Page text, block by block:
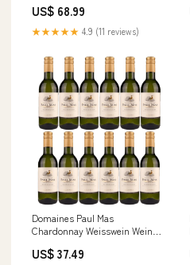
(3 x 0,75l) Trocken
US$ 68.99
★★★★★ 4.9 (11 reviews)
Domaines Paul Mas
Chardonnay Weisswein Wein
Limoncello
US$ 37.49